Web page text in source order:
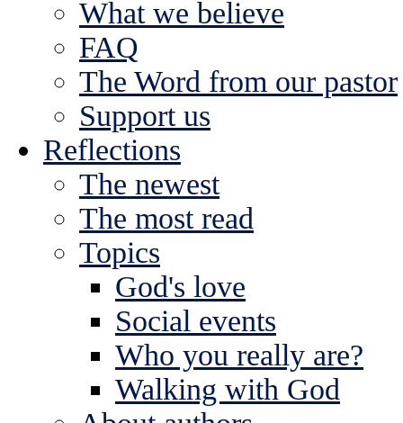
What we believe
FAQ
The Word from our pastor
Support us
Reflections
The newest
The most read
Topics
God's love
Social events
Who you really are?
Walking with God